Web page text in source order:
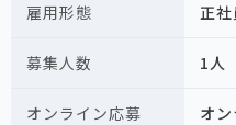
雇用形態 正社
募集人数 1人
オンライン応募 オ